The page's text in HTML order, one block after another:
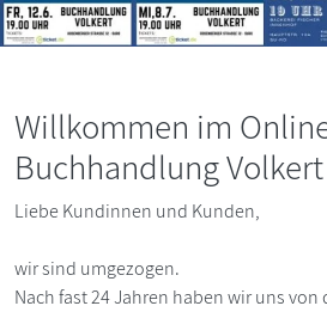
Willkommen im
Buchhandlung Volkert
Liebe Kundinnen und Kunden,
wir sind umgezogen.
Nach fast 24 Jahren haben wir uns